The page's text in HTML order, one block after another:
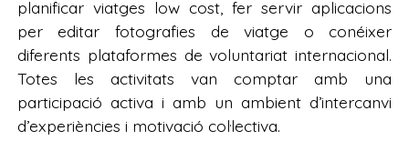
planificar viatges low cost, fer servir aplicacions
per editar fotografies de viatge o conéixer
diferents plataformes de voluntariat internacional.
Totes les activitats van comptar amb una
participació activa i amb un ambient d’intercanvi
d’experiències i motivació col·lectiva.